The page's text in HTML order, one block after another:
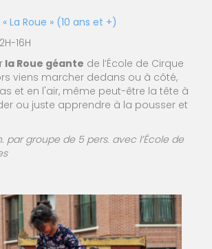
La Roue » (10 ans et +)
16H
la Roue géante de l’École de Cirque
viens marcher dedans ou à côté,
et en l'air, même peut-être la tête à
ou juste apprendre à la pousser et
par groupe de 5 pers. avec l’École de